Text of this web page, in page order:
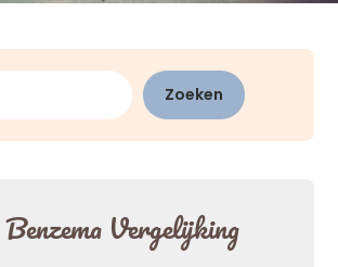
Zoeken
Benzema Vergelijking